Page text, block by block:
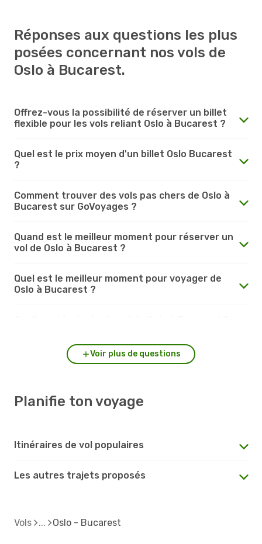
Réponses aux questions les plus
posées concernant nos vols de
Oslo à Bucarest.
Offrez-vous la possibilité de réserver un billet
flexible pour les vols reliant Oslo à Bucarest ?
Quel est le prix moyen d'un billet Oslo Bucarest
?
Comment trouver des vols pas chers de Oslo à
Bucarest sur GoVoyages ?
Quand est le meilleur moment pour réserver un
vol de Oslo à Bucarest ?
Quel est le meilleur moment pour voyager de
Oslo à Bucarest ?
Voir plus de questions
Planifie ton voyage
Itinéraires de vol populaires
Les autres trajets proposés
Vols Oslo - Bucarest